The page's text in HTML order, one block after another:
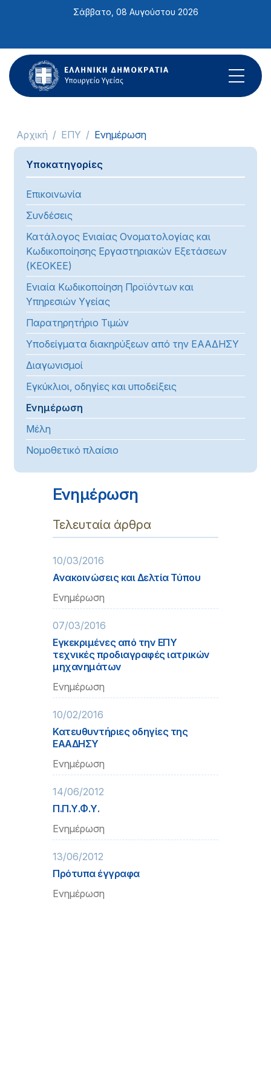
ιστότοπος
περιλαμβάνει
ένα
σύστημα
Σάββατο, 08 Αυγούστου 2026
Αρχική ΕΠΥ Ενημέρωση
Υποκατηγορίες
Επικοινωνία
Συνδέσεις
Κατάλογος Ενιαίας Ονοματολογίας και
Κωδικοποίησης Εργαστηριακών Εξετάσεων
(ΚΕΟΚΕΕ)
Ενιαία Κωδικοποίηση Προϊόντων και
Υπηρεσιών Υγείας
Παρατηρητήριο Τιμών
Υποδείγματα διακηρύξεων από την ΕΑΑΔΗΣΥ
Διαγωνισμοί
Εγκύκλιοι, οδηγίες και υποδείξεις
Ενημέρωση
Μέλη
Νομοθετικό πλαίσιο
Ενημέρωση
Τελευταία άρθρα
10/03/2016
Ανακοινώσεις και Δελτία Τύπου
Ενημέρωση
07/03/2016
Εγκεκριμένες από την ΕΠΥ
τεχνικές προδιαγραφές ιατρικών
μηχανημάτων
Ενημέρωση
10/02/2016
Κατευθυντήριες οδηγίες της
ΕΑΑΔΗΣΥ
Ενημέρωση
14/06/2012
Π.Π.Υ.Φ.Υ.
Ενημέρωση
13/06/2012
Πρότυπα έγγραφα
Ενημέρωση